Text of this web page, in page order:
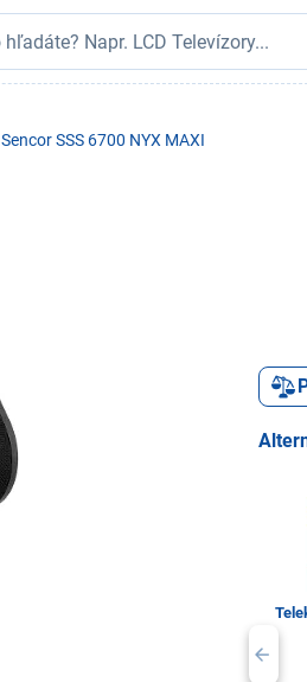
Sencor SSS 6700 NYX MAXI